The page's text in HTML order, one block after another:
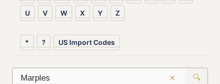
U V W X Y Z
* ? US Import Codes
× 🔍